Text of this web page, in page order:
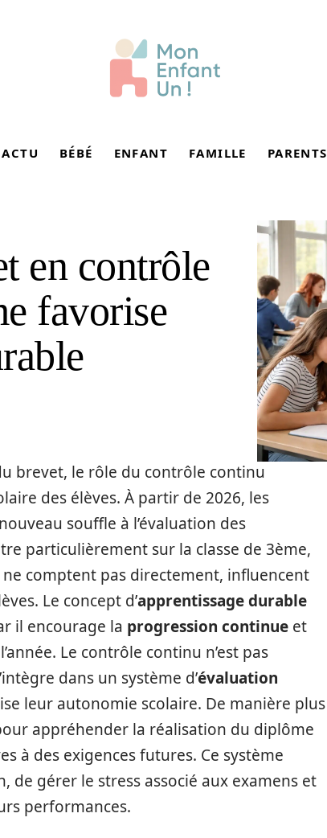
ACTU BÉBÉ ENFANT FAMILLE PARENTS
en contrôle
favorise
brevet, le rôle du contrôle continu
des élèves. À partir de 2026, les
souffle à l’évaluation des
particulièrement sur la classe de 3ème,
ne comptent pas directement, influencent
Le concept d’apprentissage durable
il encourage la progression continue et
Le contrôle continu n’est pas
dans un système d’évaluation
leur autonomie scolaire. De manière plus
appréhender la réalisation du diplôme
à des exigences futures. Ce système
gérer le stress associé aux examens et
performances.